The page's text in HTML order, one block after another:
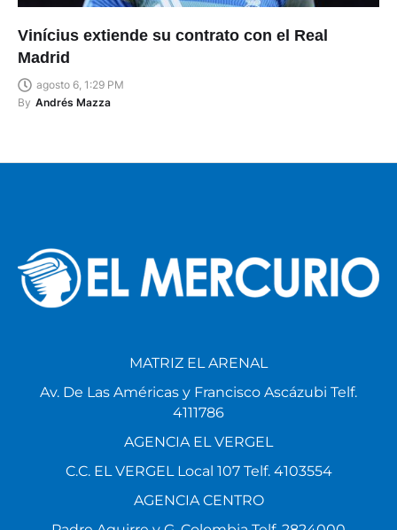
Vinícius extiende su contrato con el Real
Madrid
agosto 6, 1:29 PM
By Andrés Mazza
MATRIZ EL ARENAL
Av. De Las Américas y Francisco Ascázubi Telf.
4111786
AGENCIA EL VERGEL
C.C. EL VERGEL Local 107 Telf. 4103554
AGENCIA CENTRO